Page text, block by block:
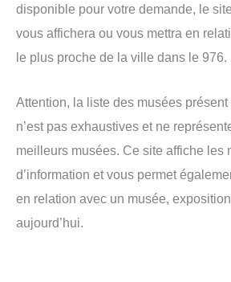
disponible pour votre demande, le
vous affichera ou vous mettra en
le plus proche de la ville dans le 976.
Attention, la liste des musées
n’est pas exhaustives et ne
meilleurs musées. Ce site affiche les
d’information et vous permet
en relation avec un musée,
aujourd’hui.